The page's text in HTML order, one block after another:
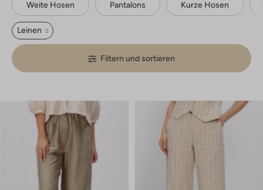
Weite Hosen Pantalons Kurze Hosen
Leinen
Filtern und sortieren